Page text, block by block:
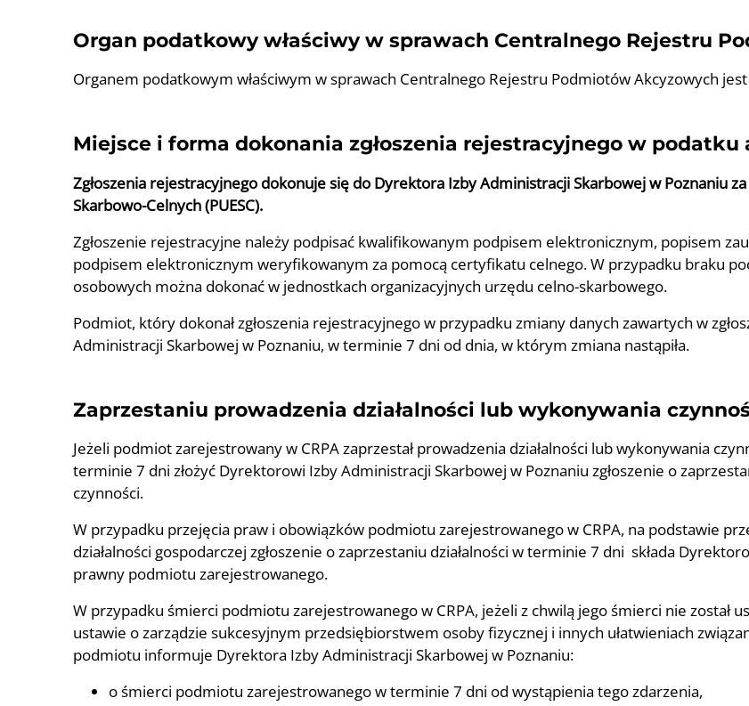
Organ podatkowy właściwy w sprawach Centralnego Rejestru
Organem podatkowym właściwym w sprawach Centralnego Rejestru Podmiotów Akcyzowych
Miejsce i forma dokonania zgłoszenia rejestracyjnego w podatku
Zgłoszenia rejestracyjnego dokonuje się do Dyrektora Izby Administracji Skarbowej w Poznaniu
Skarbowo-Celnych (PUESC).
Zgłoszenie rejestracyjne należy podpisać kwalifikowanym podpisem elektronicznym, popisem
podpisem elektronicznym weryfikowanym za pomocą certyfikatu celnego. W przypadku braku
osobowych można dokonać w jednostkach organizacyjnych urzędu celno-skarbowego.
Podmiot, który dokonał zgłoszenia rejestracyjnego w przypadku zmiany danych zawartych w
Administracji Skarbowej w Poznaniu, w terminie 7 dni od dnia, w którym zmiana nastąpiła.
Zaprzestaniu prowadzenia działalności lub wykonywania
Jeżeli podmiot zarejestrowany w CRPA zaprzestał prowadzenia działalności lub wykonywania
terminie 7 dni złożyć Dyrektorowi Izby Administracji Skarbowej w Poznaniu zgłoszenie o
czynności.
W przypadku przejęcia praw i obowiązków podmiotu zarejestrowanego w CRPA, na podstawie
działalności gospodarczej zgłoszenie o zaprzestaniu działalności w terminie 7 dni składa
prawny podmiotu zarejestrowanego.
W przypadku śmierci podmiotu zarejestrowanego w CRPA, jeżeli z chwilą jego śmierci nie został
ustawie o zarządzie sukcesyjnym przedsiębiorstwem osoby fizycznej i innych ułatwieniach
podmiotu informuje Dyrektora Izby Administracji Skarbowej w Poznaniu:
o śmierci podmiotu zarejestrowanego w terminie 7 dni od wystąpienia tego zdarzenia,